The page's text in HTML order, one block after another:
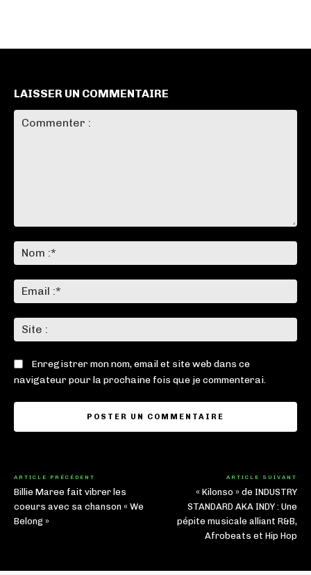
LAISSER UN COMMENTAIRE
:*
:*
:
Enregistrer mon nom, email et site web dans ce
navigateur pour la prochaine fois que je commenterai.
ARTICLE PRÉCÉDENT
Billie Maree fait vibrer les
coeurs avec sa chanson « We
Belong »
ARTICLE SUIVANT
« Kilonso » de INDUSTRY
STANDARD AKA INDY : Une
pépite musicale alliant R&B,
Afrobeats et Hip Hop